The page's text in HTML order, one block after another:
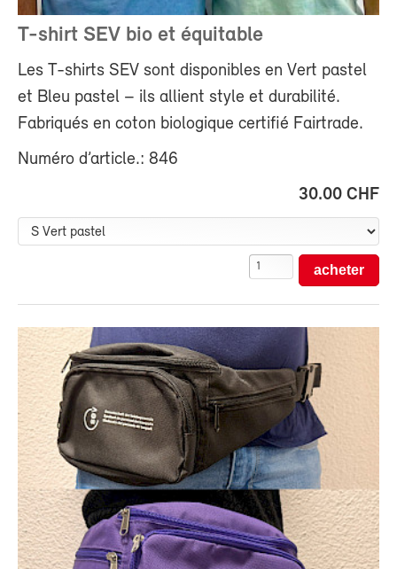
T-shirt SEV bio et équitable
Les T-shirts SEV sont disponibles en Vert pastel
et Bleu pastel – ils allient style et durabilité.
Fabriqués en coton biologique certifié Fairtrade.
Numéro d’article.: 846
30.00 CHF